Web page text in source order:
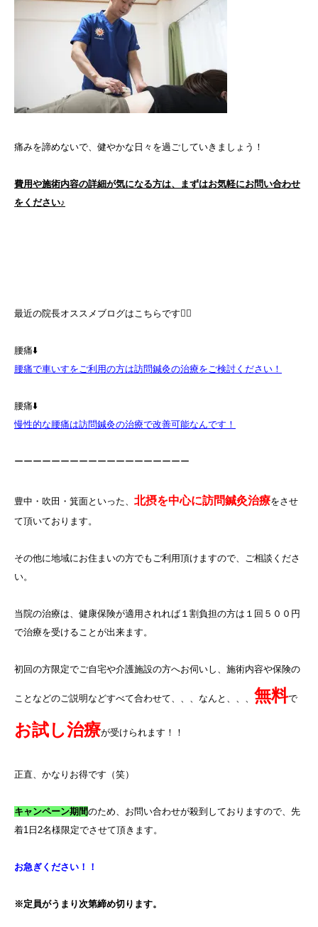
痛みを諦めないで、健やかな日々を過ごしていきましょう！
費用や施術内容の詳細が気になる方は、まずはお気軽にお問い合わせ
をください♪
最近の院長オススメブログはこちらです💁‍♀️
腰痛⬇️
腰痛で車いすをご利用の方は訪問鍼灸の治療をご検討ください！
腰痛⬇️
慢性的な腰痛は訪問鍼灸の治療で改善可能なんです！
ーーーーーーーーーーーーーーーーーーー
豊中・吹田・箕面といった、 北摂を中心に訪問鍼灸治療をさせ
て頂いております。
その他に地域にお住まいの方でもご利用頂けますので、ご相談くださ
い。
当院の治療は、健康保険が適用されれば１割負担の方は１回５００円
で治療を受けることが出来ます。
初回の方限定でご自宅や介護施設の方へお伺いし、施術内容や保険の
ことなどのご説明などすべて合わせて、、、なんと、、、 無料で
お試し治療が受けられます！！
正直、かなりお得です（笑）
キャンペーン期間のため、お問い合わせが殺到しておりますので、先
着1 日 2名様限定でさせて頂きます。
お急ぎください！！
※定員がうまり次第締め切ります。